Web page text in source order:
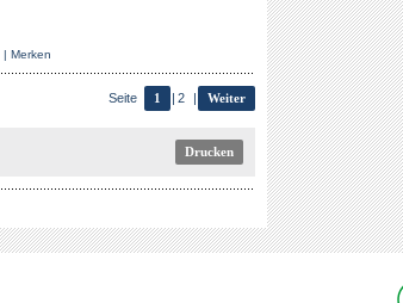
| Merken
Seite 1 | 2 | Weiter
Drucken